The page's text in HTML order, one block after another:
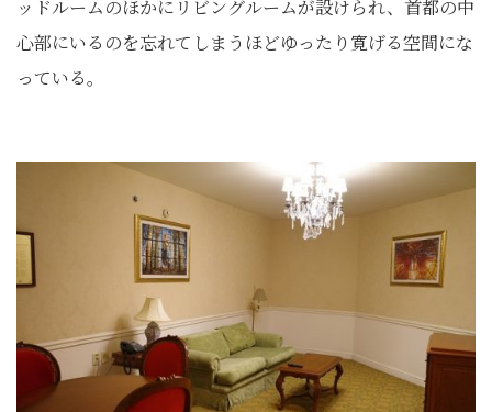
ッドルームのほかにリビングルームが設けられ、首都の中
心部にいるのを忘れてしまうほどゆったり寛げる空間にな
っている。